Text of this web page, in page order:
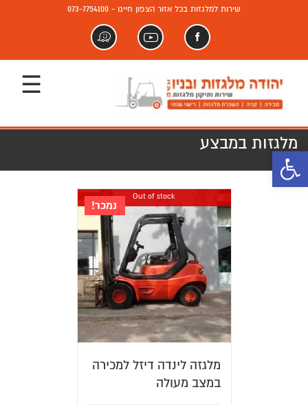
פתח סרגל נגישות
שירות למלגזות בכל אזור הצפון חייגו - 073-7754100
פייסבוקיוטיובוויז
מלגזות במבצע
Out of stock
נמכר!
מלגזה לינדה דיזל למכירה
במצב מעולה